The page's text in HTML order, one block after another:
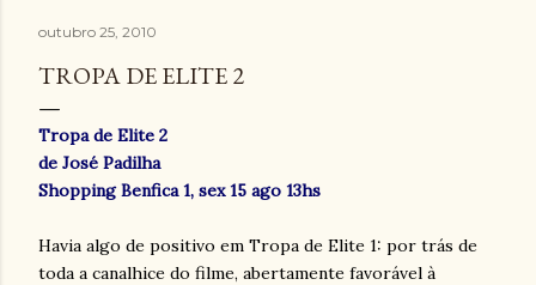
outubro 25, 2010
TROPA DE ELITE 2
Tropa de Elite 2
de José Padilha
Shopping Benfica 1, sex 15 ago 13hs
Havia algo de positivo em Tropa de Elite 1: por trás de
toda a canalhice do filme, abertamente favorável à